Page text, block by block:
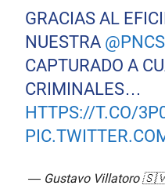
GRACIAS AL
NUESTRA
CAPTURADO A
CRIMINALES…
HTTPS://T.CO/
— Gustavo Villatoro 🇸🇻